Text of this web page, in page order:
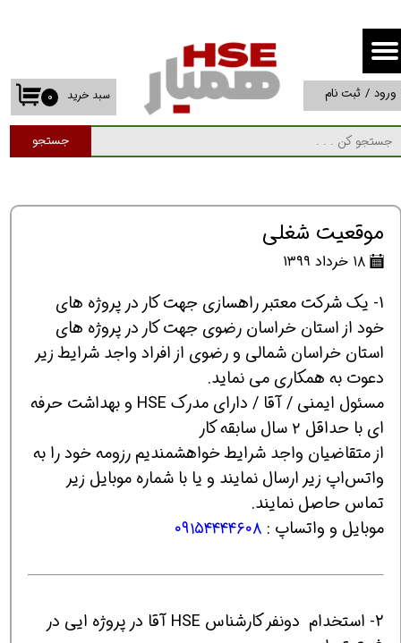
جستجو
۰ سبد خرید ورود / ثبت نام
حساب کاربری من
تغییر گذر واژه
سفارشات
موقعیت شغلی
۱۸ خرداد ۱۳۹۹
1- یک شرکت معتبر راهسازی جهت کار در پروژه های
خود از استان خراسان رضوی جهت کار در پروژه های
استان خراسان شمالی و رضوی از افراد واجد شرایط زیر
دعوت به همکاری می نماید.
مسئول ایمنی / آقا / دارای مدرک HSE و بهداشت حرفه
ای با حداقل ۲ سال سابقه کار
از متقاضیان واجد شرایط خواهشمندیم رزومه خود را به
واتس‌اپ زیر ارسال نمایند و یا با شماره موبایل زیر
تماس حاصل نمایند.
موبایل و واتساپ : ۰۹۱۵۴۴۴۴۶۰۸
2- استخدام دونفر کارشناس HSE آقا در پروژه ایی در